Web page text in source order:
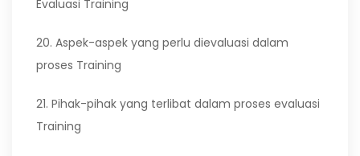
Evaluasi Training
20. Aspek-aspek yang perlu dievaluasi dalam
proses Training
21. Pihak-pihak yang terlibat dalam proses evaluasi
Training